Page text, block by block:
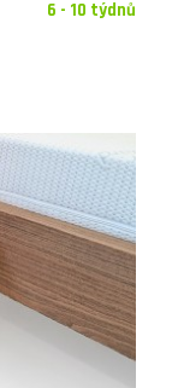
6 - 10 týdnů